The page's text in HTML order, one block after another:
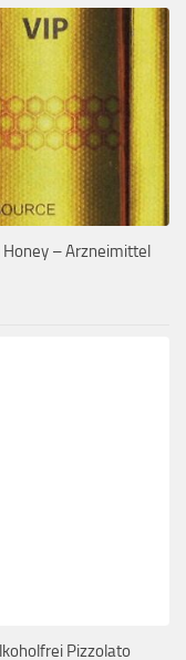
Honey – Arzneimittel
Pizzolato